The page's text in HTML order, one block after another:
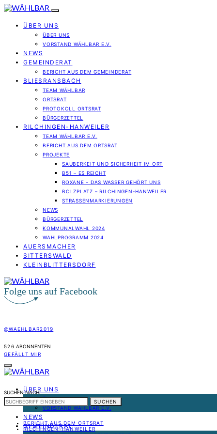
ÜBER UNS
ÜBER UNS
VORSTAND WÄHLBAR E.V.
NEWS
GEMEINDERAT
BERICHT AUS DEM GEMEINDERAT
BLIESRANSBACH
TEAM WÄHLBAR
ORTSRAT
PROTOKOLL ORTSRAT
BÜRGERZETTEL
RILCHINGEN-HANWEILER
TEAM WÄHLBAR E.V.
BERICHT AUS DEM ORTSRAT
PROJEKTE
SAUBERKEIT UND SICHERHEIT IM ORT
B51 – ES REICHT
ROXANE – DAS WASSER GEHÖRT UNS
BOLZPLATZ – RILCHINGEN-HANWEILER
STRASSENMARKIERUNGEN
NEWS
BÜRGERZETTEL
KOMMUNALWAHL 2024
WAHLPROGRAMM 2024
AUERSMACHER
SITTERSWALD
KLEINBLITTERSDORF
Folge uns auf Facebook
@WAEHLBAR2019
526 ABONNENTEN
GEFÄLLT MIR
ÜBER UNS
ÜBER UNS
VORSTAND WÄHLBAR E.V.
NEWS
GEMEINDERAT
SUCHEN NACH:
SUCHEN
BERICHT AUS DEM ORTSRAT
RILCHINGEN-HANWEILER